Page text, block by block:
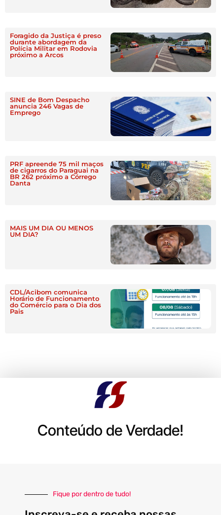
Foragido da Justiça é preso
durante abordagem da
Polícia Militar em Rodovia
próximo a Arcos
SINE de Bom Despacho
anuncia 246 Vagas de
Emprego
PRF apreende 75 mil maços
de cigarros do Paraguai na
BR 262 próximo a Córrego
Danta
MAIS UM DIA OU MENOS
UM DIA?
CDL/Acibom comunica
Horário de Funcionamento
do Comércio para o Dia dos
Pais
Conteúdo de Verdade!
Fique por dentro de tudo!